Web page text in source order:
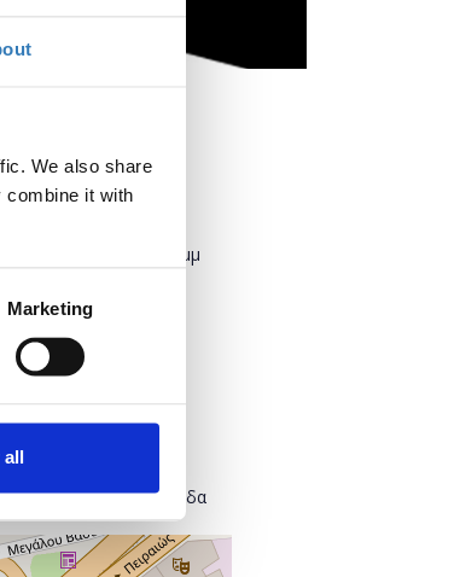
We also share
combine it with
Marketing
all
1:30 μμ
στο ημερολόγιό σας
2
Τομέας Αθηνών, Ελλάδα